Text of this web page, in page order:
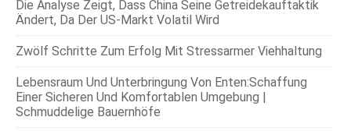
Die Analyse Zeigt, Dass China Seine Getreidekauftaktik
Ändert, Da Der US-Markt Volatil Wird
Zwölf Schritte Zum Erfolg Mit Stressarmer Viehhaltung
Lebensraum Und Unterbringung Von Enten:Schaffung
Einer Sicheren Und Komfortablen Umgebung |
Schmuddelige Bauernhöfe